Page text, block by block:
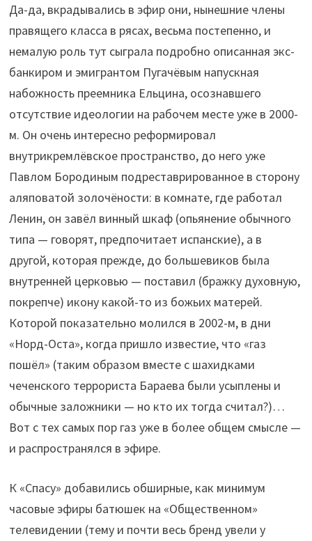
Да-да, вкрадывались в эфир они, нынешние члены
правящего класса в рясах, весьма постепенно, и
немалую роль тут сыграла подробно описанная экс-
банкиром и эмигрантом Пугачёвым напускная
набожность преемника Ельцина, осознавшего
отсутствие идеологии на рабочем месте уже в 2000-
м. Он очень интересно реформировал
внутрикремлёвское пространство, до него уже
Павлом Бородиным подреставрированное в сторону
аляповатой золочёности: в комнате, где работал
Ленин, он завёл винный шкаф (опьянение обычного
типа — говорят, предпочитает испанские), а в
другой, которая прежде, до большевиков была
внутренней церковью — поставил (бражку духовную,
покрепче) икону какой-то из божьих матерей.
Которой показательно молился в 2002-м, в дни
«Норд-Оста», когда пришло известие, что «газ
пошёл» (таким образом вместе с шахидками
чеченского террориста Бараева были усыплены и
обычные заложники — но кто их тогда считал?)…
Вот с тех самых пор газ уже в более общем смысле —
и распространялся в эфире.
К «Спасу» добавились обширные, как минимум
часовые эфиры батюшек на «Общественном»
телевидении (тему и почти весь бренд увели у